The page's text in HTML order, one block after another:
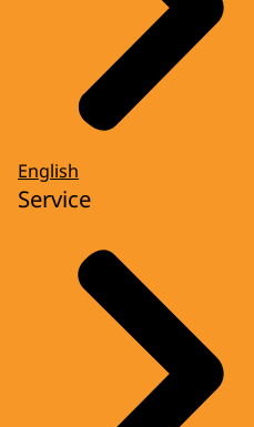
English
Service